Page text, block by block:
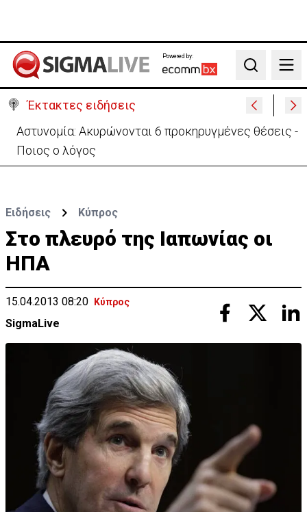
Powered by:
Search
Έκτακτες ειδήσεις
Πίσω στο ΗΒ για την κηδεία του γιου του ο
37χρονος:«Είναι σε άσχημη κατάσταση»
Ειδήσεις Κύπρος
Στο πλευρό της Ιαπωνίας οι
ΗΠΑ
15.04.2013 08:20 Κύπρος
SigmaLive